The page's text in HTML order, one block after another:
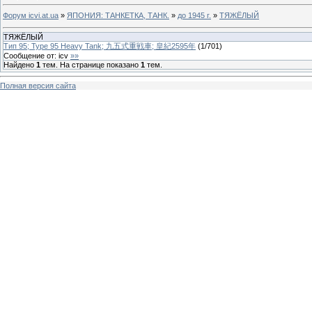
Форум icvi.at.ua » ЯПОНИЯ: ТАНКЕТКА, ТАНК. » до 1945 г. » ТЯЖЁЛЫЙ
ТЯЖЁЛЫЙ
Тип 95; Type 95 Heavy Tank; 九五式重戦車; 皇紀2595年 (1/701)
Сообщение от: icv »»
Найдено 1 тем. На странице показано 1 тем.
Полная версия сайта